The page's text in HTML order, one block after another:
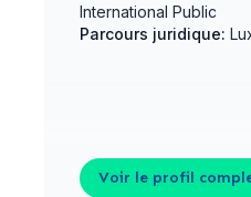
International Public
Parcours juridique:
Voir le profil